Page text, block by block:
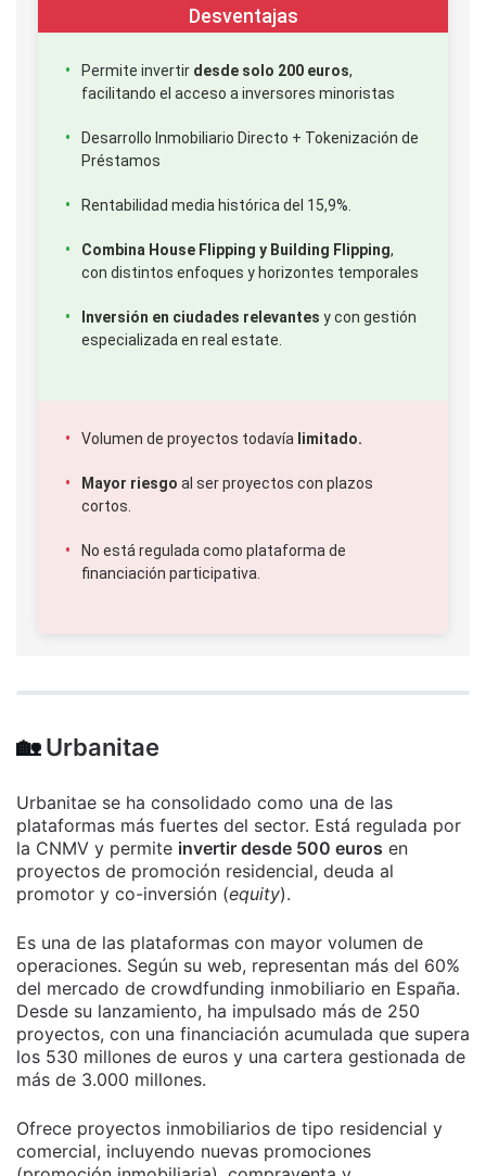
Desventajas
Permite invertir desde solo 200 euros,
facilitando el acceso a inversores minoristas
Desarrollo Inmobiliario Directo + Tokenización de
Préstamos
Rentabilidad media histórica del 15,9%.
Combina House Flipping y Building Flipping,
con distintos enfoques y horizontes temporales
Inversión en ciudades relevantes y con gestión
especializada en real estate.
Volumen de proyectos todavía limitado.
Mayor riesgo al ser proyectos con plazos
cortos.
No está regulada como plataforma de
financiación participativa.
🏡Urbanitae
Urbanitae se ha consolidado como una de las
plataformas más fuertes del sector. Está regulada por
la CNMV y permite invertir desde 500 euros en
proyectos de promoción residencial, deuda al
promotor y co-inversión (equity).
Es una de las plataformas con mayor volumen de
operaciones. Según su web, representan más del 60%
del mercado de crowdfunding inmobiliario en España.
Desde su lanzamiento, ha impulsado más de 250
proyectos, con una financiación acumulada que supera
los 530 millones de euros y una cartera gestionada de
más de 3.000 millones.
Ofrece proyectos inmobiliarios de tipo residencial y
comercial, incluyendo nuevas promociones